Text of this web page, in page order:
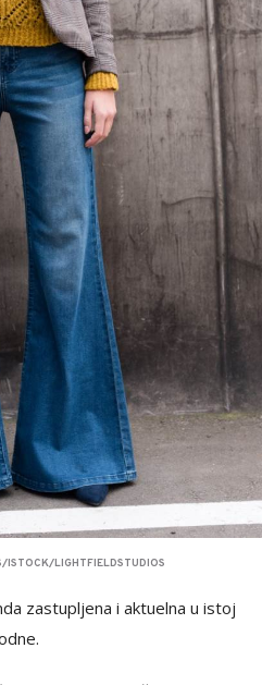
ISTOCK/LIGHTFIELDSTUDIOS
zastupljena i aktuelna u istoj